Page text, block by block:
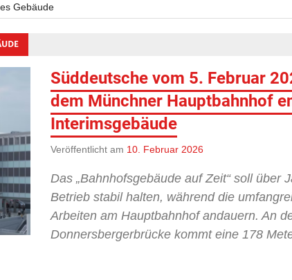
Gebäude
Süddeutsche vom 5. Februar
dem Münchner Hauptbahnhof
Interimsgebäude
Veröffentlicht am 10. Februar 2026
Das „Bahnhofsgebäude auf Zeit“ soll über
Betrieb stabil halten, während die
Arbeiten am Hauptbahnhof andauern. An
Donnersbergerbrücke kommt eine 178